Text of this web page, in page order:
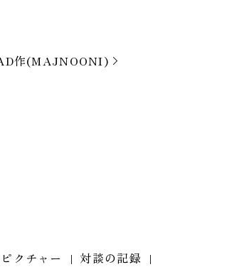
作(MAJNOONI)
ピクチャー 対談の記録